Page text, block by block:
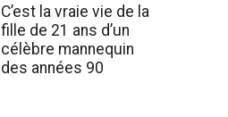
C’est la vraie vie de la
fille de 21 ans d’un
célèbre mannequin
des années 90